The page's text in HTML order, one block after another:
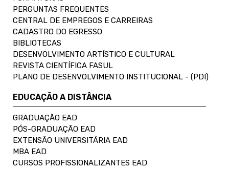
PERGUNTAS FREQUENTES
CENTRAL DE EMPREGOS E CARREIRAS
CADASTRO DO EGRESSO
BIBLIOTECAS
DESENVOLVIMENTO ARTÍSTICO E CULTURAL
REVISTA CIENTÍFICA FASUL
PLANO DE DESENVOLVIMENTO INSTITUCIONAL - (PDI)
EDUCAÇÃO A DISTÂNCIA
GRADUAÇÃO EAD
PÓS-GRADUAÇÃO EAD
EXTENSÃO UNIVERSITÁRIA EAD
MBA EAD
CURSOS PROFISSIONALIZANTES EAD